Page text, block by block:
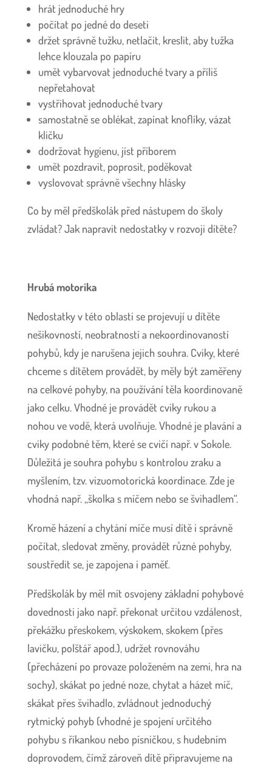
hrát jednoduché hry
počítat po jedné do deseti
držet správně tužku, netlačit, kreslit, aby tužka
lehce klouzala po papíru
umět vybarvovat jednoduché tvary a příliš
nepřetahovat
vystřihovat jednoduché tvary
samostatně se oblékat, zapínat knoflíky, vázat
kličku
dodržovat hygienu, jíst příborem
umět pozdravit, poprosit, poděkovat
vyslovovat správně všechny hlásky
Co by měl předškolák před nástupem do školy
zvládat? Jak napravit nedostatky v rozvoji dítěte?
Hrubá motorika
Nedostatky v této oblasti se projevují u dítěte
nešikovností, neobratností a nekoordinovaností
pohybů, kdy je narušena jejich souhra. Cviky, které
chceme s dítětem provádět, by měly být zaměřeny
na celkové pohyby, na používání těla koordinovaně
jako celku. Vhodné je provádět cviky rukou a
nohou ve vodě, která uvolňuje. Vhodné je plavání a
cviky podobné těm, které se cvičí např. v Sokole.
Důležitá je souhra pohybu s kontrolou zraku a
myšlením, tzv. vizuomotorická koordinace. Zde je
vhodná např. „školka s míčem nebo se švihadlem“.
Kromě házení a chytání míče musí dítě i správně
počítat, sledovat změny, provádět různé pohyby,
soustředit se, je zapojena i paměť.
Předškolák by měl mít osvojeny základní pohybové
dovednosti jako např. překonat určitou vzdálenost,
překážku přeskokem, výskokem, skokem (přes
lavičku, polštář apod.), udržet rovnováhu
(přecházení po provaze položeném na zemi, hra na
sochy), skákat po jedné noze, chytat a házet míč,
skákat přes švihadlo, zvládnout jednoduchý
rytmický pohyb (vhodné je spojení určitého
pohybu s říkankou nebo písničkou, s hudebním
doprovodem, čímž zároveň dítě připravujeme na